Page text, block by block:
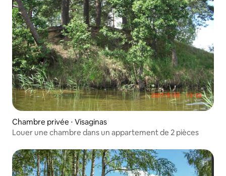
Chambre privée ⋅ Visaginas
Louer une chambre dans un appartement de 2 pièces